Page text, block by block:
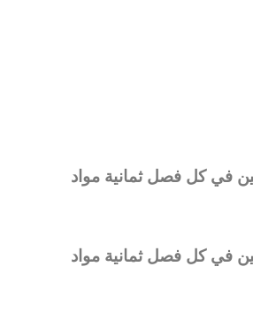
في كل فصل ثمانية مواد
في كل فصل ثمانية مواد